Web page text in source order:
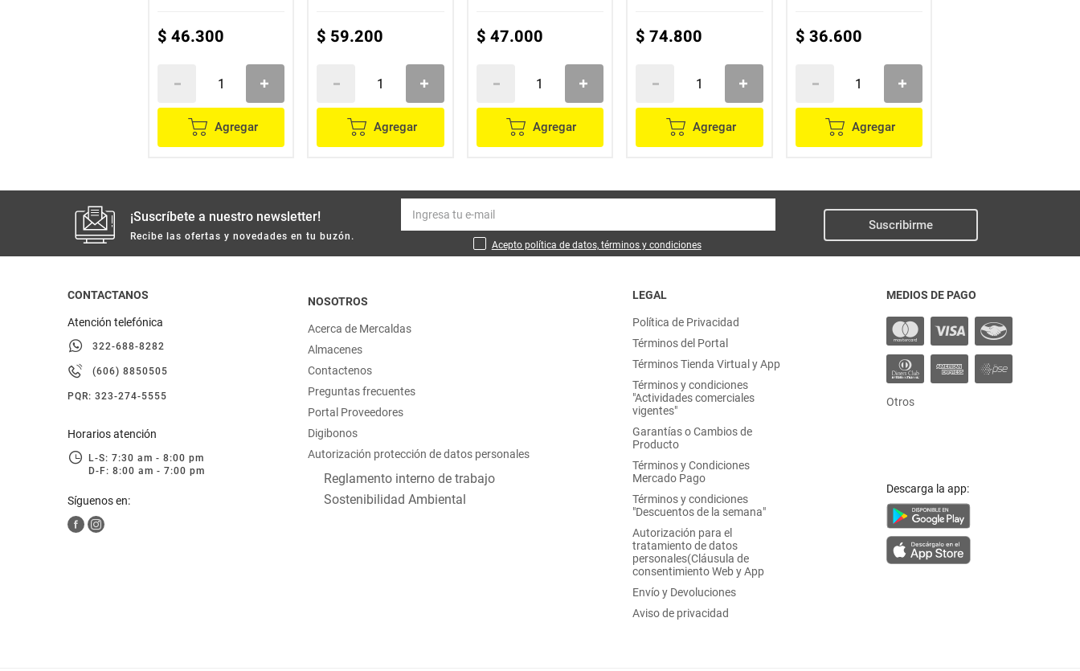
$ 46.300
Agregar
$ 59.200
Agregar
$ 47.000
Agregar
$ 74.800
Agregar
$ 36.600
Agregar
¡Suscríbete a nuestro newsletter!
Recibe las ofertas y novedades en tu buzón.
Acepto política de datos, términos y condiciones
Suscribirme
CONTACTANOS
Atención telefónica
322-688-8282
(606) 8850505
PQR: 323-274-5555
Horarios atención
L-S: 7:30 am - 8:00 pm
D-F: 8:00 am - 7:00 pm
Síguenos en:
NOSOTROS
Acerca de Mercaldas
Almacenes
Contactenos
Preguntas frecuentes
Portal Proveedores
Digibonos
Autorización protección de datos personales
Reglamento interno de trabajo
Sostenibilidad Ambiental
LEGAL
Política de Privacidad
Términos del Portal
Términos Tienda Virtual y App
Términos y condiciones
"Actividades comerciales
vigentes"
Garantías o Cambios de
Producto
Términos y Condiciones
Mercado Pago
Términos y condiciones
"Descuentos de la semana"
Autorización para el
tratamiento de datos
personales(Cláusula de
consentimiento Web y App
Envío y Devoluciones
Aviso de privacidad
MEDIOS DE PAGO
Otros
Descarga la app: